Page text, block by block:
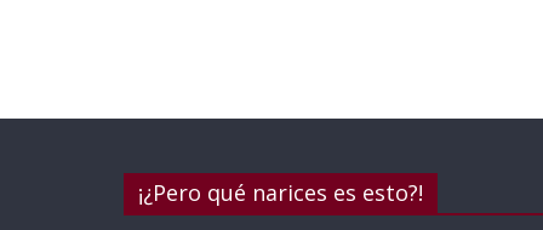
¡¿Pero qué narices es esto?!